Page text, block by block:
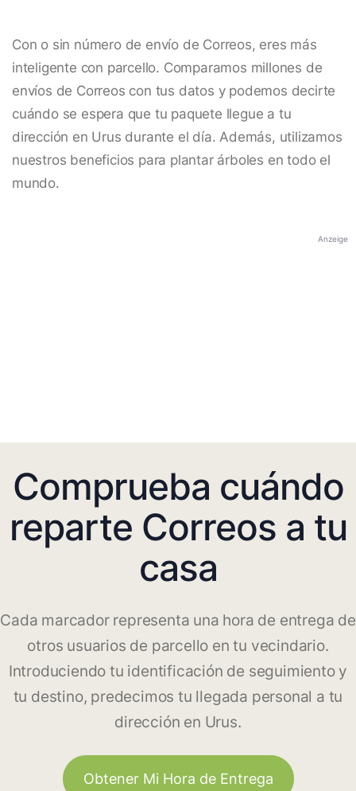
Con o sin número de envío de Correos, eres más
inteligente con parcello. Comparamos millones de
envíos de Correos con tus datos y podemos decirte
cuándo se espera que tu paquete llegue a tu
dirección en Urus durante el día. Además, utilizamos
nuestros beneficios para plantar árboles en todo el
mundo.
Anzeige
Comprueba cuándo
reparte Correos a tu
casa
Cada marcador representa una hora de entrega de
otros usuarios de parcello en tu vecindario.
Introduciendo tu identificación de seguimiento y
tu destino, predecimos tu llegada personal a tu
dirección en Urus.
Obtener Mi Hora de Entrega